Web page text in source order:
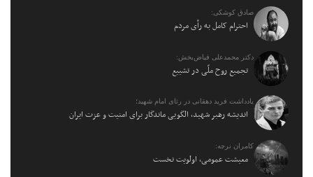
صادق کوشکی:
احترام کامل به رأی مردم
دکتر محمدعلی فیاض‌بخش:
تجمیع روح ملّی در تشییع
یادداشت فرید دهقانی در رثای امام شهید؛
اندیشه رهبر شهید، الگویی ماندگار برای امنیت و عزت ایران
کامران نرجه:
معیشت عمومی، اولویت نخست